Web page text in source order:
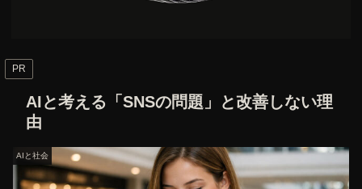
PR
AIと考える「SNSの問題」と改善しない理
由
AIと社会